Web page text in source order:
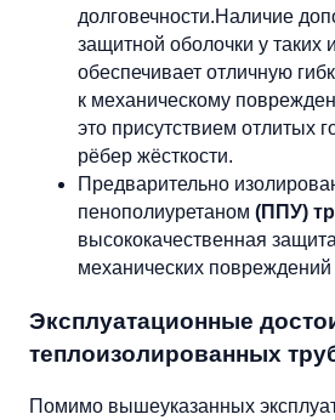
долговечности.Наличие
защитной оболочки у таких
обеспечивает отличную
к механическому
это присутствием отлитых
рёбер жёсткости.
Предварительно
пенополиуретаном (ППУ)
высококачественная
механических повреждений
Эксплуатационные
теплоизолированных
Помимо вышеуказанных